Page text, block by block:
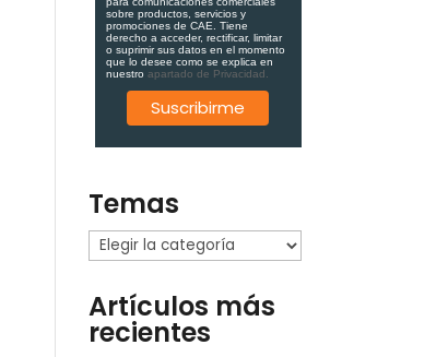
sobre productos, servicios y
promociones de CAE. Tiene
derecho a acceder, rectificar, limitar
o suprimir sus datos en el momento
que lo desee como se explica en
nuestro apartado de Privacidad.
Temas
Temas
Artículos más
recientes